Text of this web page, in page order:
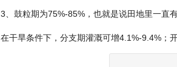
3、鼓粒期为75%-85%，也就是说田地里一直
在干旱条件下，分支期灌溉可增4.1%-9.4%；